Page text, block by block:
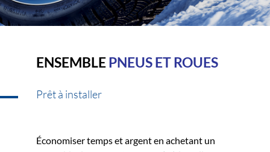
ENSEMBLEPNEUS ET ROUES
Prêt à installer
Économiser temps et argent en achetant un